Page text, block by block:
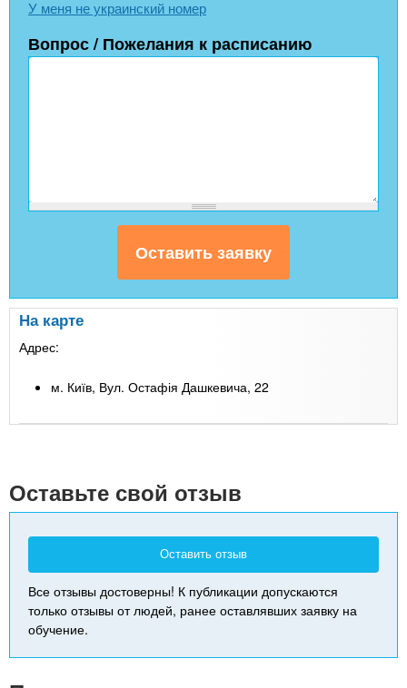
У меня не украинский номер
Вопрос / Пожелания к расписанию
На карте
Адрес:
м. Київ, Вул. Остафія Дашкевича, 22
Оставьте свой отзыв
Оставить отзыв
Все отзывы достоверны! К публикации допускаются
только отзывы от людей, ранее оставлявших заявку на
обучение.